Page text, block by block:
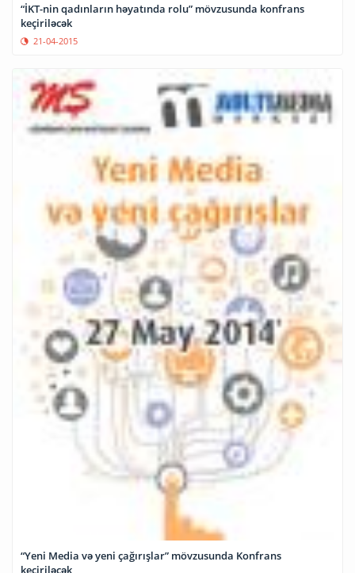
“İKT-nin qadınların həyatında rolu” mövzusunda konfrans
keçiriləcək
21-04-2015
“Yeni Media və yeni çağırışlar” mövzusunda Konfrans
keçiriləcək